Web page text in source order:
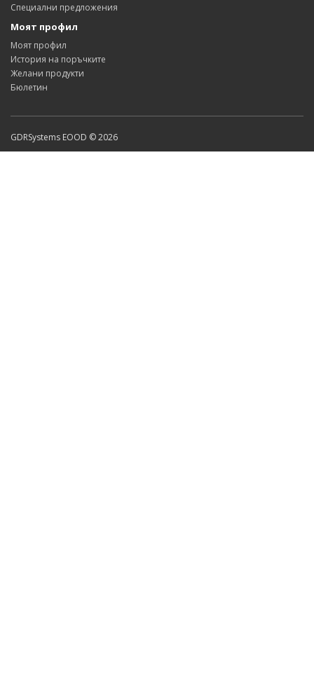
Специални предложения
Моят профил
Моят профил
История на поръчките
Желани продукти
Бюлетин
GDRSystems EOOD © 2026